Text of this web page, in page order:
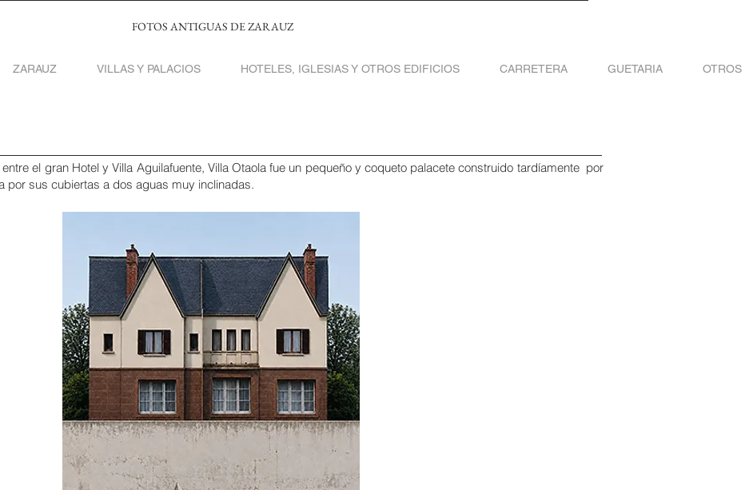
ZARAUZ VILLAS Y PALACIOS HOTELES, IGLESIAS Y OTROS EDIFICIOS CARRETERA GUETARIA OTROS
FOTOS ANTIGUAS DE ZARAUZ
el gran Hotel y Villa Aguilafuente, Villa Otaola fue un pequeño y coqueto palacete construido tardíamente por
por sus cubiertas a dos aguas muy inclinadas.